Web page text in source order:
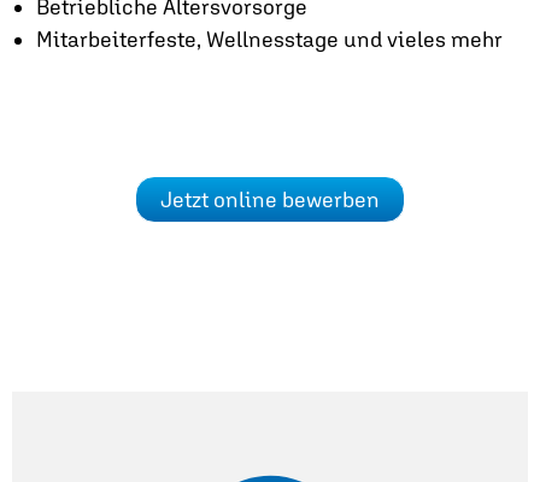
Betriebliche Altersvorsorge
Mitarbeiterfeste, Wellnesstage und vieles mehr
Jetzt online bewerben